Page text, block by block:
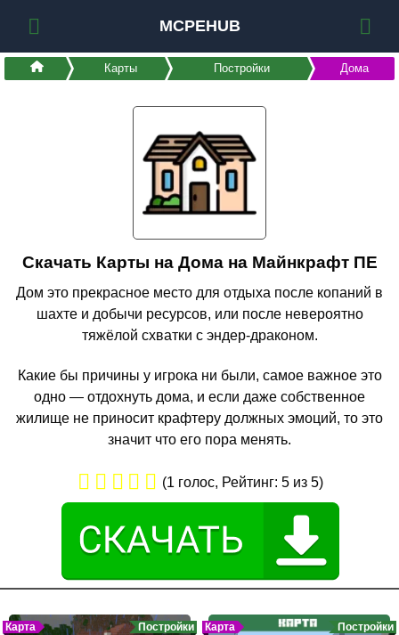
MCPEHUB
Карты Постройки Дома
Скачать Карты на Дома на Майнкрафт ПЕ
Дом это прекрасное место для отдыха после копаний в
шахте и добычи ресурсов, или после невероятно
тяжёлой схватки с эндер-драконом.
Какие бы причины у игрока ни были, самое важное это
одно — отдохнуть дома, и если даже собственное
жилище не приносит крафтеру должных эмоций, то это
значит что его пора менять.
(1 голос, Рейтинг:5 из 5)
Карта
Постройки
Карта
Постройки